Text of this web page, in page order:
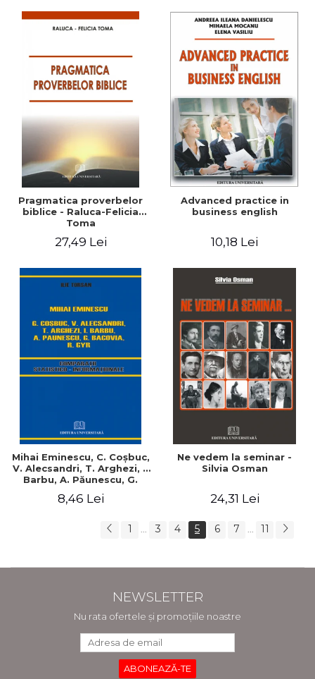
Pragmatica proverbelor
biblice - Raluca-Felicia
Toma
27,49 Lei
Advanced practice in
business english
10,18 Lei
Mihai Eminescu, C. Coşbuc,
V. Alecsandri, T. Arghezi, I.
Barbu, A. Păunescu, G.
Comparaţii statistico-
8,46 Lei
Ne vedem la seminar -
Silvia Osman
24,31 Lei
1 ... 3 4 5 6 7 ... 11
NEWSLETTER
Nu rata ofertele și promoțiile noastre